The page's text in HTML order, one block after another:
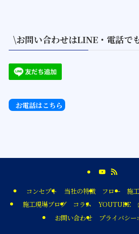
\お問い合わせはLINE・電話で
お電話はこちら
コンセプト 当社の特徴 フロー 施
施工現場ブログ
コラム YOUTUBE
お問い合わせ
プライバシー